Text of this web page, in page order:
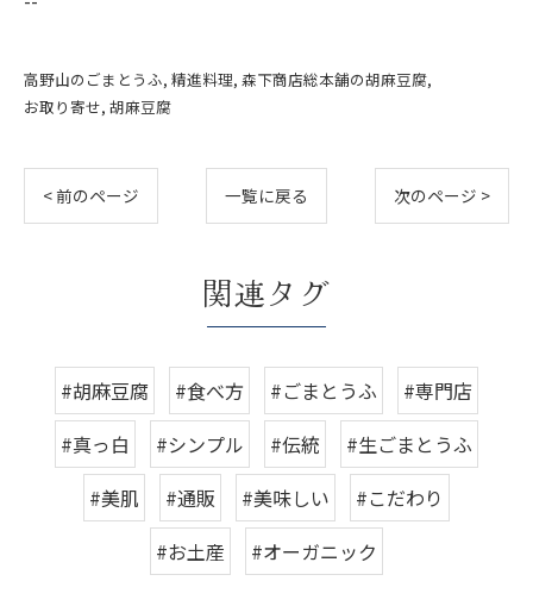
高野山のごまとうふ 精進料理 森下商店総本舗の胡麻豆腐
お取り寄せ 胡麻豆腐
< 前のページ 一覧に戻る 次のページ >
関連タグ
#胡麻豆腐 #食べ方 #ごまとうふ
#専門店
#真っ白
#シンプル #伝統
#生ごまとうふ
#美肌
#通販 #美味しい
#こだわり
#お土産
#オーガニック